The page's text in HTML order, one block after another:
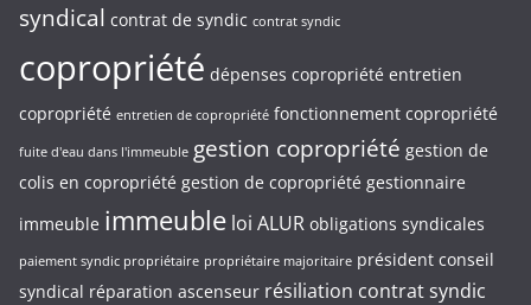
syndical contrat de syndic contrat syndic
copropriété dépenses copropriété entretien
copropriété entretien de copropriété fonctionnement copropriété
fuite d'eau dans l'immeuble gestion copropriété gestion de
colis en copropriété gestion de copropriété gestionnaire
immeuble immeuble loi ALUR obligations syndicales
paiement syndic propriétaire propriétaire majoritaire président conseil
syndical réparation ascenseur résiliation contrat syndic